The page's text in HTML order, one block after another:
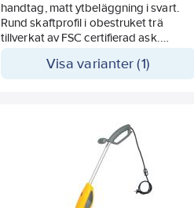
handtag, matt ytbeläggning i svart.
Rund skaftprofil i obestruket trä
tillverkat av FSC certifierad ask.
Visa varianter (1)